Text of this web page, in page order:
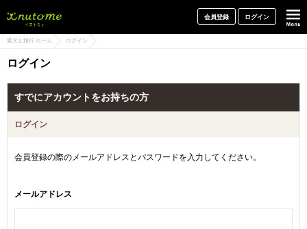
会員登録 ログイン
愛犬と旅行 ホーム ログイン
ログイン
すでにアカウントをお持ちの方
ログイン
会員登録の際のメールアドレスとパスワードを入力してください。
メールアドレス